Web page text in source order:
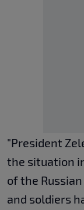
"President
the situation
of the
and soldiers